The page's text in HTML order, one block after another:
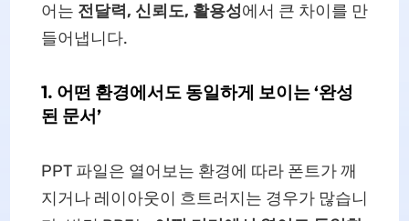
어는 전달력, 신뢰도, 활용성에서 큰 차이를 만
들어냅니다.
1. 어떤 환경에서도 동일하게 보이는 ‘완성
된 문서’
PPT 파일은 열어보는 환경에 따라 폰트가 깨
지거나 레이아웃이 흐트러지는 경우가 많습니